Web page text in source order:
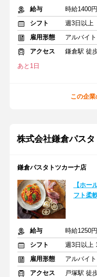
給与
時給1400
シフト
週3日以上
雇用形態
アルバイ
アクセス
鎌倉駅 徒
あと1日
この企
株式会社鎌倉パスタ
鎌倉パスタトツカーナ店
【ホー
フト柔
給与
時給1250
シフト
週3日以上
雇用形態
アルバイ
アクセス
戸塚駅 徒